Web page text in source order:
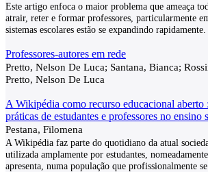
Este artigo enfoca o maior problema que ameaça
atrair, reter e formar professores, particularmente
sistemas escolares estão se expandindo
Professores-autores em rede
Pretto, Nelson De Luca; Santana, Bianca;
Pretto, Nelson De Luca
A Wikipédia como recurso educacional aberto
práticas de estudantes e professores no ensino
Pestana, Filomena
A Wikipédia faz parte do quotidiano da atual
utilizada amplamente por estudantes,
apresenta, numa população que profissionalmente